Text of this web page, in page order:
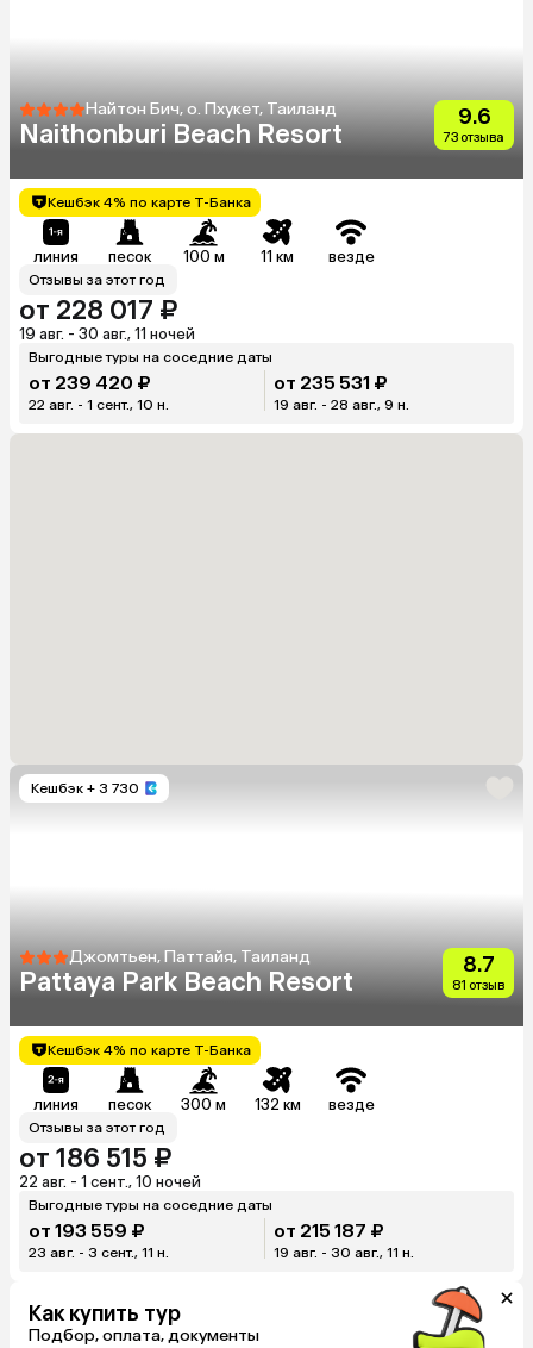
Найтон Бич, о. Пхукет, Таиланд
Naithonburi Beach Resort
9.6
73 отзыва
Кешбэк 4% по карте Т-Банка
линия песок 100 м 11 км везде
Отзывы за этот год
от 228 017 ₽
19 авг. - 30 авг., 11 ночей
Выгодные туры на соседние даты
от 239 420 ₽
22 авг. - 1 сент., 10 н.
от 235 531 ₽
19 авг. - 28 авг., 9 н.
Кешбэк + 3 730
Джомтьен, Паттайя, Таиланд
Pattaya Park Beach Resort
8.7
81 отзыв
Кешбэк 4% по карте Т-Банка
линия песок 300 м 132 км везде
Отзывы за этот год
от 186 515 ₽
22 авг. - 1 сент., 10 ночей
Выгодные туры на соседние даты
от 193 559 ₽
23 авг. - 3 сент., 11 н.
от 215 187 ₽
19 авг. - 30 авг., 11 н.
Как купить тур
Подбор, оплата, документы